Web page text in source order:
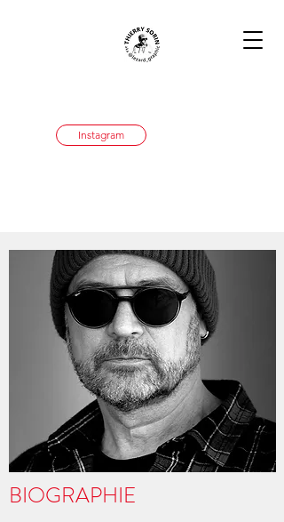
Instagram
BIOGRAPHIE